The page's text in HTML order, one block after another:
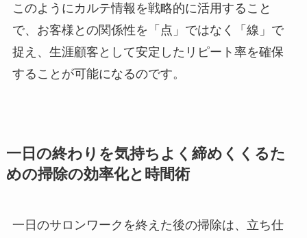
このようにカルテ情報を戦略的に活用すること
で、お客様との関係性を「点」ではなく「線」で
捉え、生涯顧客として安定したリピート率を確保
することが可能になるのです。
一日の終わりを気持ちよく締めくくるた
めの掃除の効率化と時間術
一日のサロンワークを終えた後の掃除は、立ち仕